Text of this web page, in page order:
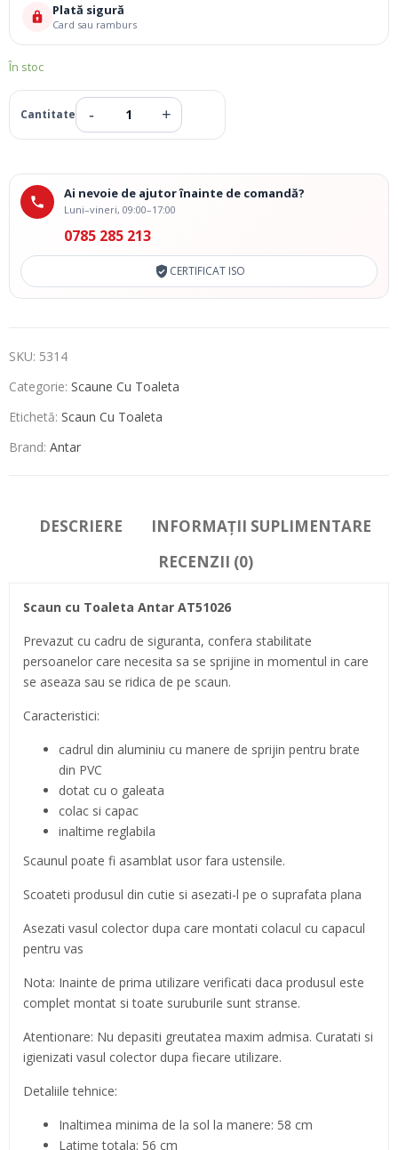
Plată sigură
Card sau ramburs
În stoc
Ai nevoie de ajutor înainte de comandă?
Luni–vineri, 09:00–17:00
0785 285 213
CERTIFICAT ISO
SKU: 5314
Categorie: Scaune Cu Toaleta
Etichetă: Scaun Cu Toaleta
Brand: Antar
DESCRIERE
INFORMAȚII SUPLIMENTARE
RECENZII (0)
Scaun cu Toaleta Antar AT51026
Prevazut cu cadru de siguranta, confera stabilitate
persoanelor care necesita sa se sprijine in momentul in care
se aseaza sau se ridica de pe scaun.
Caracteristici:
cadrul din aluminiu cu manere de sprijin pentru brate
din PVC
dotat cu o galeata
colac si capac
inaltime reglabila
Scaunul poate fi asamblat usor fara ustensile.
Scoateti produsul din cutie si asezati-l pe o suprafata plana
Asezati vasul colector dupa care montati colacul cu capacul
pentru vas
Nota: Inainte de prima utilizare verificati daca produsul este
complet montat si toate suruburile sunt stranse.
Atentionare: Nu depasiti greutatea maxim admisa. Curatati si
igienizati vasul colector dupa fiecare utilizare.
Detaliile tehnice:
Inaltimea minima de la sol la manere: 58 cm
Latime totala: 56 cm